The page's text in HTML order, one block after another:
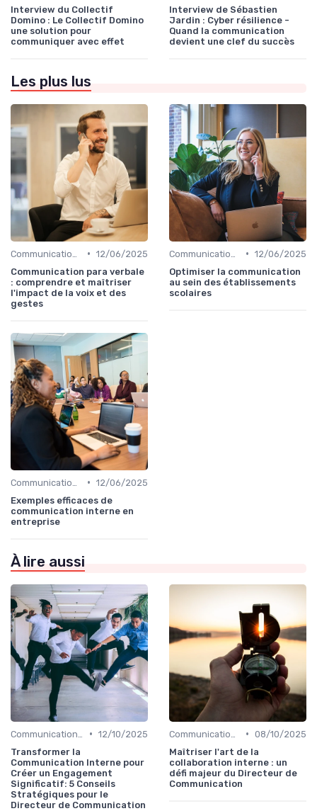
Interview du Collectif
Domino : Le Collectif Domino
une solution pour
communiquer avec effet
Interview de Sébastien
Jardin : Cyber résilience -
Quand la communication
devient une clef du succès
Les plus lus
• 12/06/2025
Communication para verbale
: comprendre et maîtriser
l'impact de la voix et des
gestes
• 12/06/2025
Optimiser la communication
au sein des établissements
scolaires
• 12/06/2025
Exemples efficaces de
communication interne en
entreprise
À lire aussi
• 12/10/2025
Transformer la
Communication Interne pour
Créer un Engagement
Significatif: 5 Conseils
Stratégiques pour le
Directeur de Communication
• 08/10/2025
Maîtriser l'art de la
collaboration interne : un
défi majeur du Directeur de
Communication